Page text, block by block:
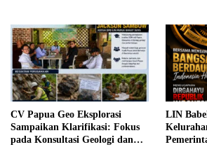
CV Papua Geo Eksplorasi
Sampaikan Klarifikasi: Fokus
pada Konsultasi Geologi dan
LIN